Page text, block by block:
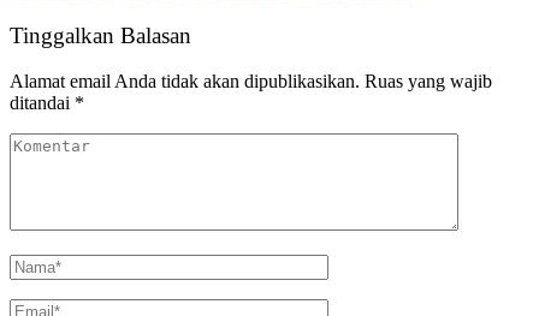
Tinggalkan Balasan
Alamat email Anda tidak akan dipublikasikan. Ruas yang wajib
ditandai *